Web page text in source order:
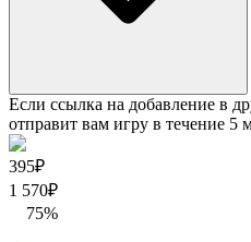
Если ссылка на добавление в
отправит вам игру в течение 5
395₽
1 570₽
75%